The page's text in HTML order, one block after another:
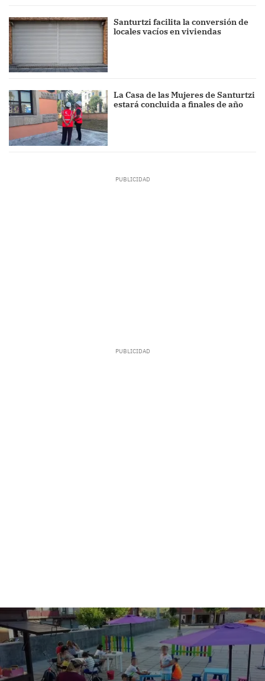
Santurtzi facilita la conversión de
locales vacíos en viviendas
La Casa de las Mujeres de Santurtzi
estará concluida a finales de año